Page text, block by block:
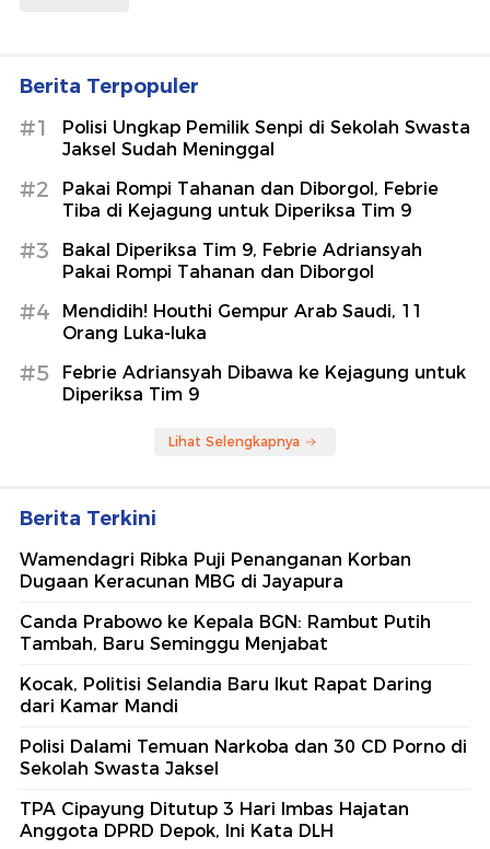
Berita Terpopuler
#1
Polisi Ungkap Pemilik Senpi di Sekolah Swasta
Jaksel Sudah Meninggal
#2
Pakai Rompi Tahanan dan Diborgol, Febrie
Tiba di Kejagung untuk Diperiksa Tim 9
#3
Bakal Diperiksa Tim 9, Febrie Adriansyah
Pakai Rompi Tahanan dan Diborgol
#4
Mendidih! Houthi Gempur Arab Saudi, 11
Orang Luka-luka
#5
Febrie Adriansyah Dibawa ke Kejagung untuk
Diperiksa Tim 9
Lihat Selengkapnya
Berita Terkini
Wamendagri Ribka Puji Penanganan Korban
Dugaan Keracunan MBG di Jayapura
Canda Prabowo ke Kepala BGN: Rambut Putih
Tambah, Baru Seminggu Menjabat
Kocak, Politisi Selandia Baru Ikut Rapat Daring
dari Kamar Mandi
Polisi Dalami Temuan Narkoba dan 30 CD Porno di
Sekolah Swasta Jaksel
TPA Cipayung Ditutup 3 Hari Imbas Hajatan
Anggota DPRD Depok, Ini Kata DLH